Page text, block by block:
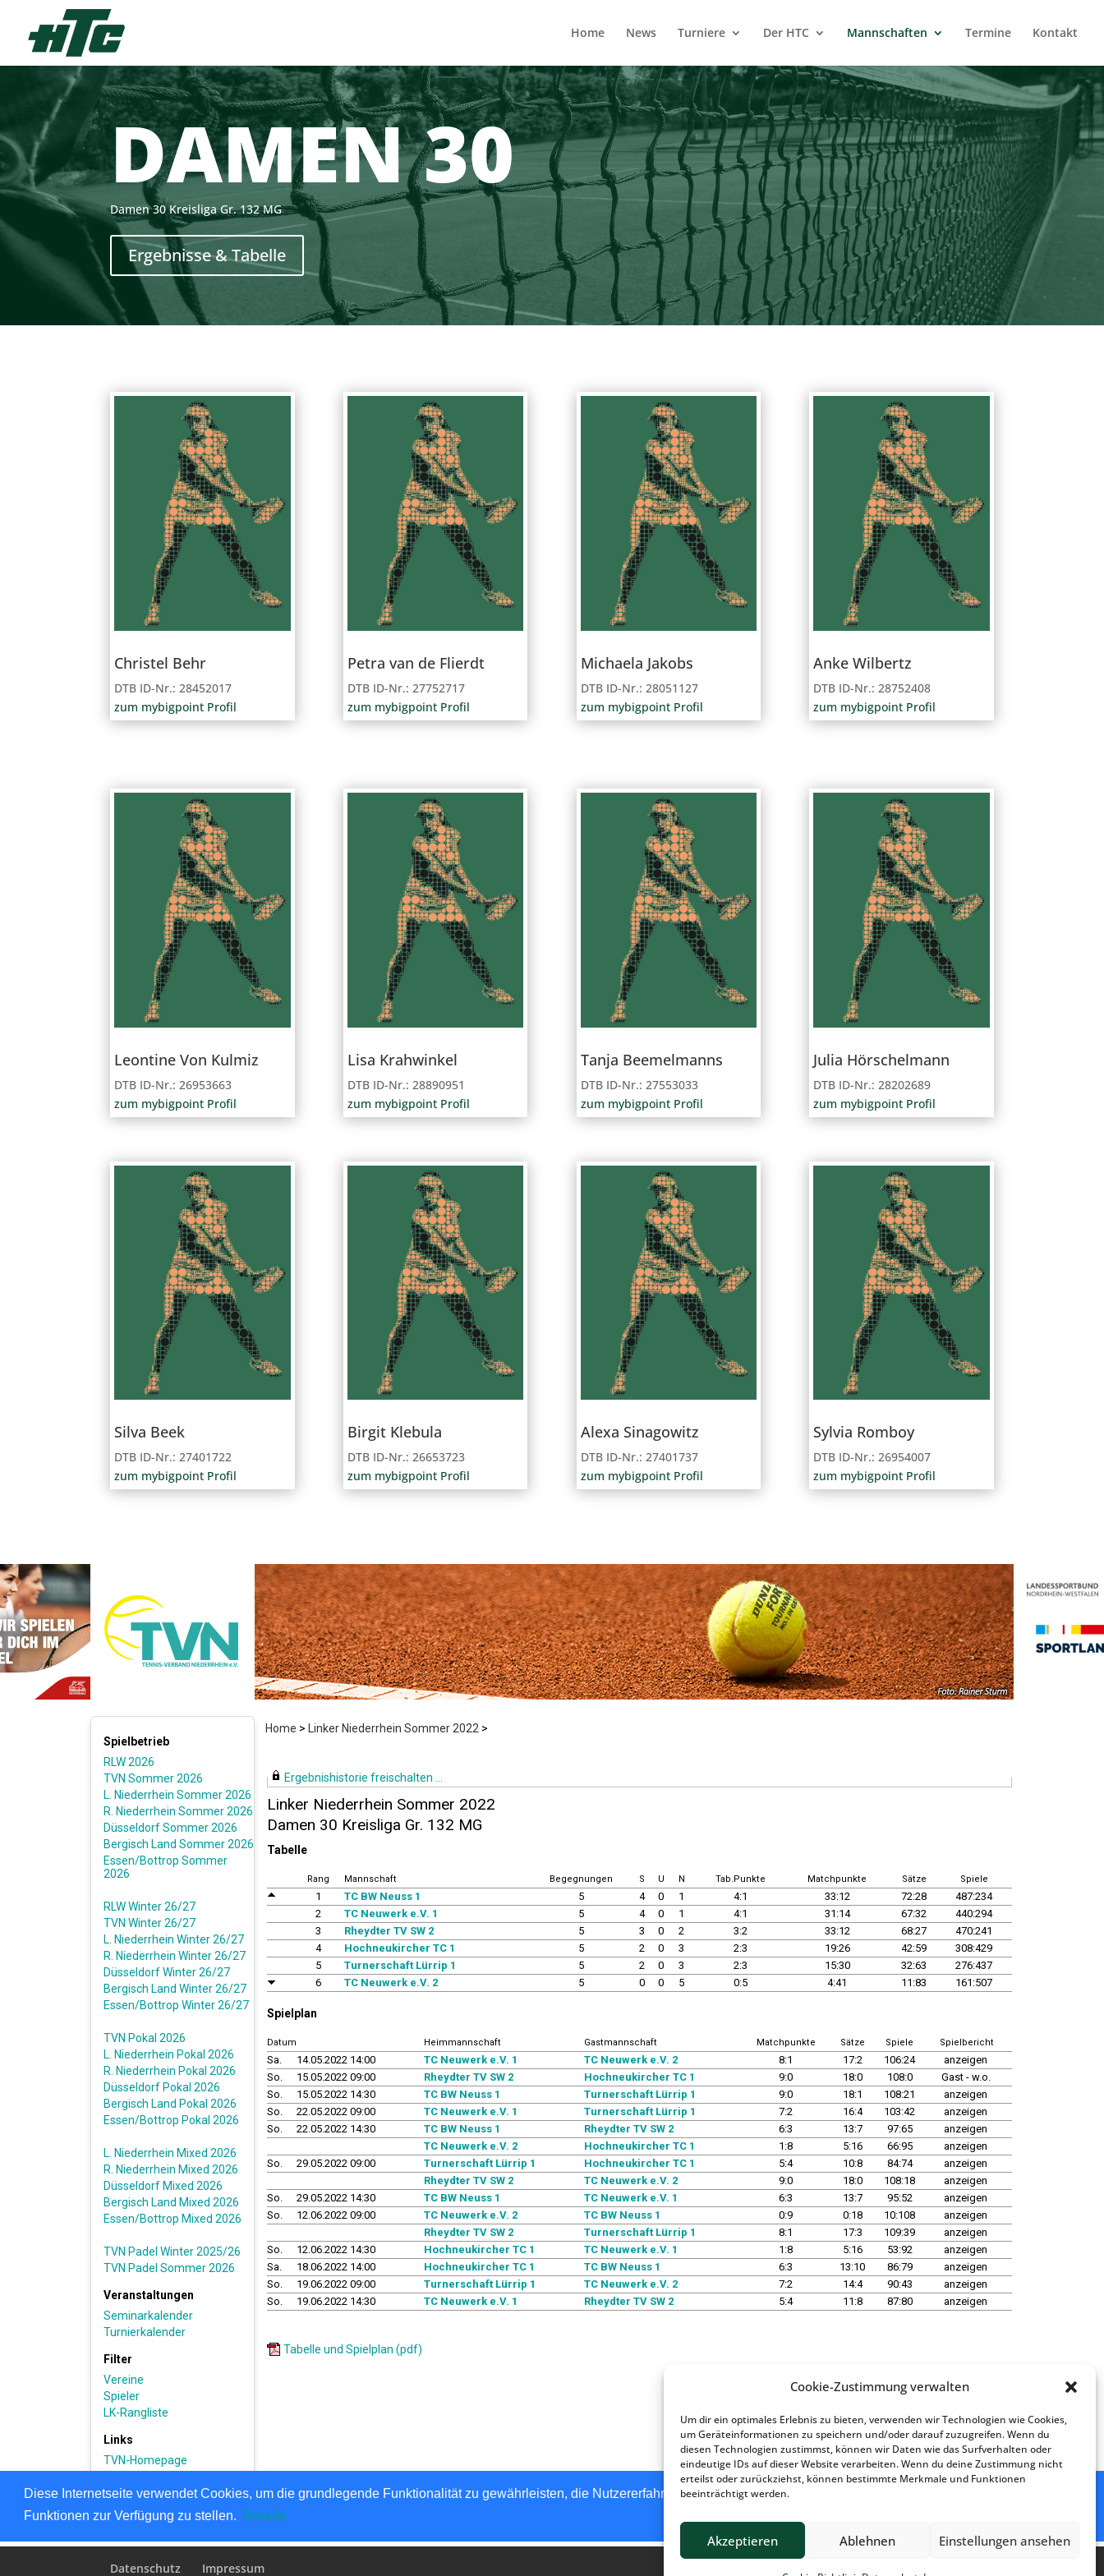
Cookie-Zustimmung verwalten
Um dir ein optimales Erlebnis zu bieten, verwenden wir Technologien wie Cookies,
um Geräteinformationen zu speichern und/oder darauf zuzugreifen. Wenn du
diesen Technologien zustimmst, können wir Daten wie das Surfverhalten oder
eindeutige IDs auf dieser Website verarbeiten. Wenn du deine Zustimmung nicht
erteilst oder zurückziehst, können bestimmte Merkmale und Funktionen
beeinträchtigt werden.
Akzeptieren Ablehnen Einstellungen ansehen
Home News Turniere Der HTC Mannschaften Termine Kontakt
DAMEN 30
Damen 30 Kreisliga Gr. 132 MG
Ergebnisse & Tabelle
Christel Behr
DTB ID-Nr.: 28452017
zum mybigpoint Profil
Petra van de Flierdt
DTB ID-Nr.: 27752717
zum mybigpoint Profil
Michaela Jakobs
DTB ID-Nr.: 28051127
zum mybigpoint Profil
Anke Wilbertz
DTB ID-Nr.: 28752408
zum mybigpoint Profil
Leontine Von Kulmiz
DTB ID-Nr.: 26953663
zum mybigpoint Profil
Lisa Krahwinkel
DTB ID-Nr.: 28890951
zum mybigpoint Profil
Tanja Beemelmanns
DTB ID-Nr.: 27553033
zum mybigpoint Profil
Julia Hörschelmann
DTB ID-Nr.: 28202689
zum mybigpoint Profil
Silva Beek
DTB ID-Nr.: 27401722
zum mybigpoint Profil
Birgit Klebula
DTB ID-Nr.: 26653723
zum mybigpoint Profil
Alexa Sinagowitz
DTB ID-Nr.: 27401737
zum mybigpoint Profil
Sylvia Romboy
DTB ID-Nr.: 26954007
zum mybigpoint Profil
Datenschutz Impressum